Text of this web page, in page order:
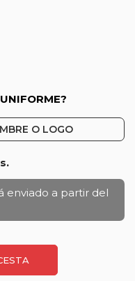
O LOGO
enviado a partir del